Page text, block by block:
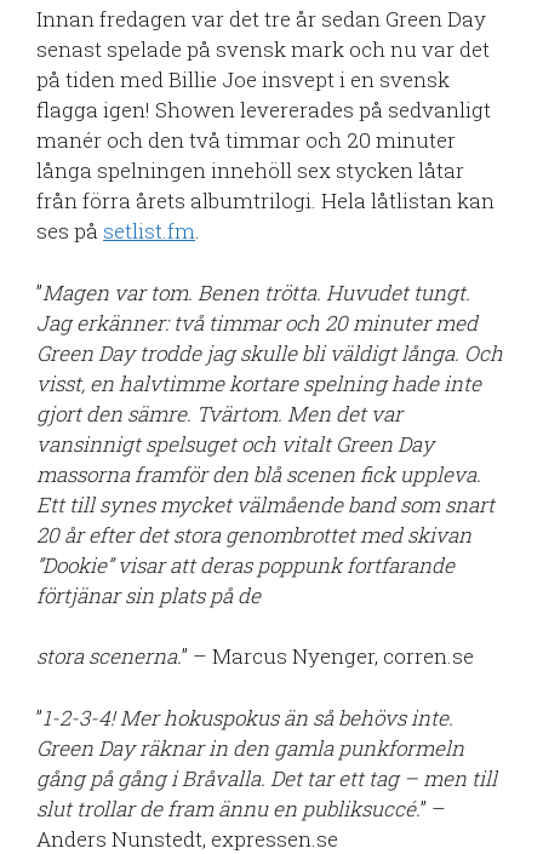
Innan fredagen var det tre år sedan Green Day
senast spelade på svensk mark och nu var det
på tiden med Billie Joe insvept i en svensk
flagga igen! Showen levererades på sedvanligt
manér och den två timmar och 20 minuter
långa spelningen innehöll sex stycken låtar
från förra årets albumtrilogi. Hela låtlistan kan
ses på setlist.fm.
”Magen var tom. Benen trötta. Huvudet tungt.
Jag erkänner: två timmar och 20 minuter med
Green Day trodde jag skulle bli väldigt långa. Och
visst, en halvtimme kortare spelning hade inte
gjort den sämre. Tvärtom. Men det var
vansinnigt spelsuget och vitalt Green Day
massorna framför den blå scenen fick uppleva.
Ett till synes mycket välmående band som snart
20 år efter det stora genombrottet med skivan
”Dookie” visar att deras poppunk fortfarande
förtjänar sin plats på de
stora scenerna.” – Marcus Nyenger, corren.se
”1-2-3-4! Mer hokuspokus än så behövs inte.
Green Day räknar in den gamla punkformeln
gång på gång i Bråvalla. Det tar ett tag – men till
slut trollar de fram ännu en publiksuccé.” –
Anders Nunstedt, expressen.se